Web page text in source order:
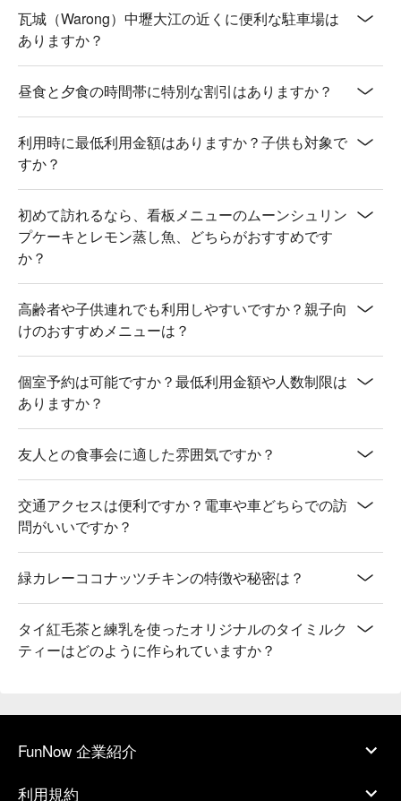
💡 未成年請勿飲酒；禁止酒駕
瓦城（Warong）中壢大江の近くに便利な駐車場は
ありますか？
昼食と夕食の時間帯に特別な割引はありますか？
利用時に最低利用金額はありますか？子供も対象で
すか？
初めて訪れるなら、看板メニューのムーンシュリン
プケーキとレモン蒸し魚、どちらがおすすめです
か？
高齢者や子供連れでも利用しやすいですか？親子向
けのおすすめメニューは？
個室予約は可能ですか？最低利用金額や人数制限は
ありますか？
友人との食事会に適した雰囲気ですか？
交通アクセスは便利ですか？電車や車どちらでの訪
問がいいですか？
緑カレーココナッツチキンの特徴や秘密は？
タイ紅毛茶と練乳を使ったオリジナルのタイミルク
ティーはどのように作られていますか？
FunNow 企業紹介
利用規約